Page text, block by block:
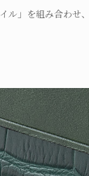
ル」を組み合わせ